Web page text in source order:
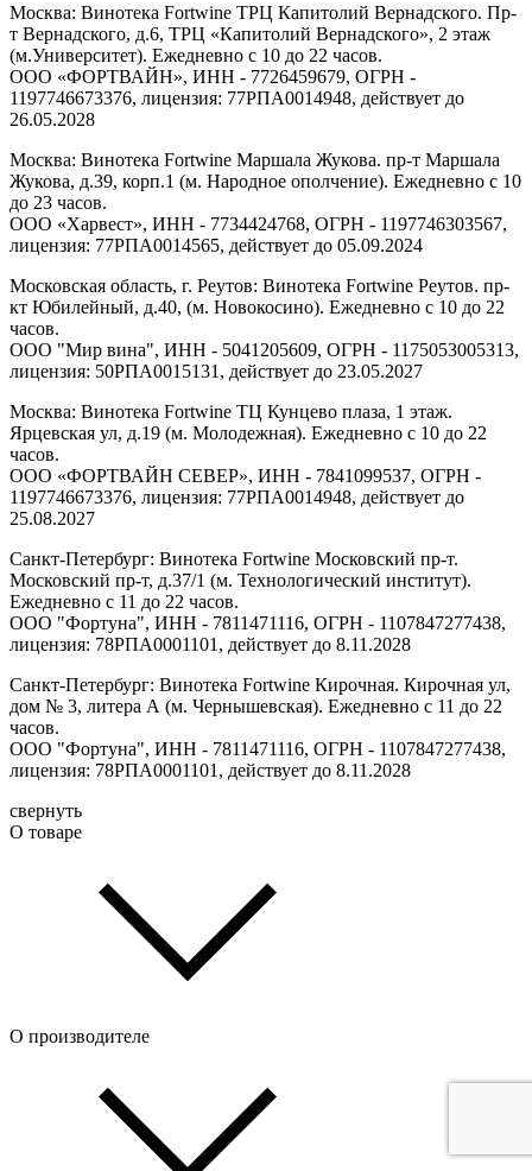
Москва: Винотека Fortwine ТРЦ Капитолий Вернадского. Пр-
т Вернадского, д.6, ТРЦ «Капитолий Вернадского», 2 этаж
(м.Университет). Ежедневно с 10 до 22 часов.
ООО «ФОРТВАЙН», ИНН - 7726459679, ОГРН -
1197746673376, лицензия: 77РПА0014948, действует до
26.05.2028
Москва: Винотека Fortwine Маршала Жукова. пр-т Маршала
Жукова, д.39, корп.1 (м. Народное ополчение). Ежедневно с 10
до 23 часов.
ООО «Харвест», ИНН - 7734424768, ОГРН - 1197746303567,
лицензия: 77РПА0014565, действует до 05.09.2024
Московская область, г. Реутов: Винотека Fortwine Реутов. пр-
кт Юбилейный, д.40, (м. Новокосино). Ежедневно с 10 до 22
часов.
ООО "Мир вина", ИНН - 5041205609, ОГРН - 1175053005313,
лицензия: 50РПА0015131, действует до 23.05.2027
Москва: Винотека Fortwine ТЦ Кунцево плаза, 1 этаж.
Ярцевская ул, д.19 (м. Молодежная). Ежедневно с 10 до 22
часов.
ООО «ФОРТВАЙН СЕВЕР», ИНН - 7841099537, ОГРН -
1197746673376, лицензия: 77РПА0014948, действует до
25.08.2027
Санкт-Петербург: Винотека Fortwine Московский пр-т.
Московский пр-т, д.37/1 (м. Технологический институт).
Ежедневно с 11 до 22 часов.
ООО "Фортуна", ИНН - 7811471116, ОГРН - 1107847277438,
лицензия: 78РПА0001101, действует до 8.11.2028
Санкт-Петербург: Винотека Fortwine Кирочная. Кирочная ул,
дом № 3, литера А (м. Чернышевская). Ежедневно с 11 до 22
часов.
ООО "Фортуна", ИНН - 7811471116, ОГРН - 1107847277438,
лицензия: 78РПА0001101, действует до 8.11.2028
свернуть
О товаре
О производителе